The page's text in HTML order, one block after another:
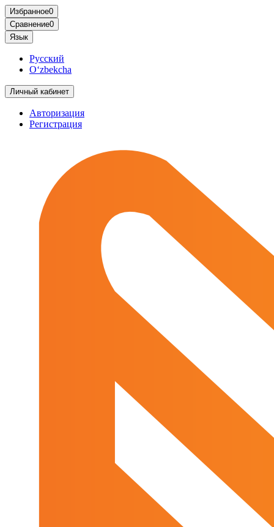
Избранное0
Сравнение0
Язык
Русский
O‘zbekcha
Личный кабинет
Авторизация
Регистрация